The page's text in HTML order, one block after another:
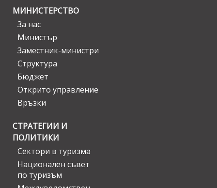
МИНИСТЕРСТВО
За нас
Министър
Заместник-министри
Структура
Бюджет
Открито управление
Връзки
СТРАТЕГИИ И
ПОЛИТИКИ
Сектори в туризма
Национален съвет
по туризъм